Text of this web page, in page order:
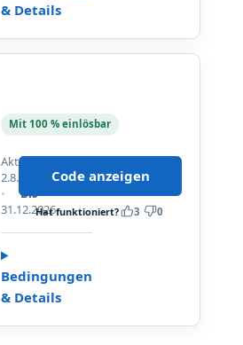
i
e
L
a
I
t
e
l
l
i
g
e
n
t
& Details
%
R
A
B
A
T
T
a
u
f
Mit 100 % einlösbar
Aktualisiert
2.8.2026
Bis
31.12.2026
Bedingungen
& Details
Code anzeigen
Hat funktioniert? 3 0